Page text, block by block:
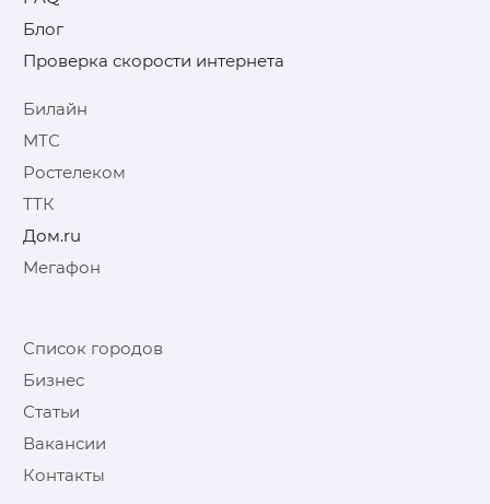
Блог
Проверка скорости интернета
Билайн
МТС
Ростелеком
ТТК
Дом.ru
Мегафон
Список городов
Бизнес
Статьи
Вакансии
Контакты